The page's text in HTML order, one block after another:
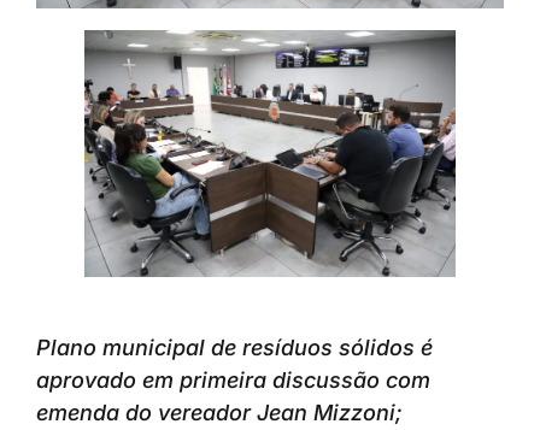
Plano municipal de resíduos sólidos é
aprovado em primeira discussão com
emenda do vereador Jean Mizzoni;